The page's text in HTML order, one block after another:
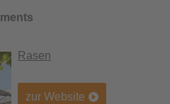
Rasen
zur Website